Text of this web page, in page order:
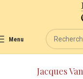
Menu
Jacques